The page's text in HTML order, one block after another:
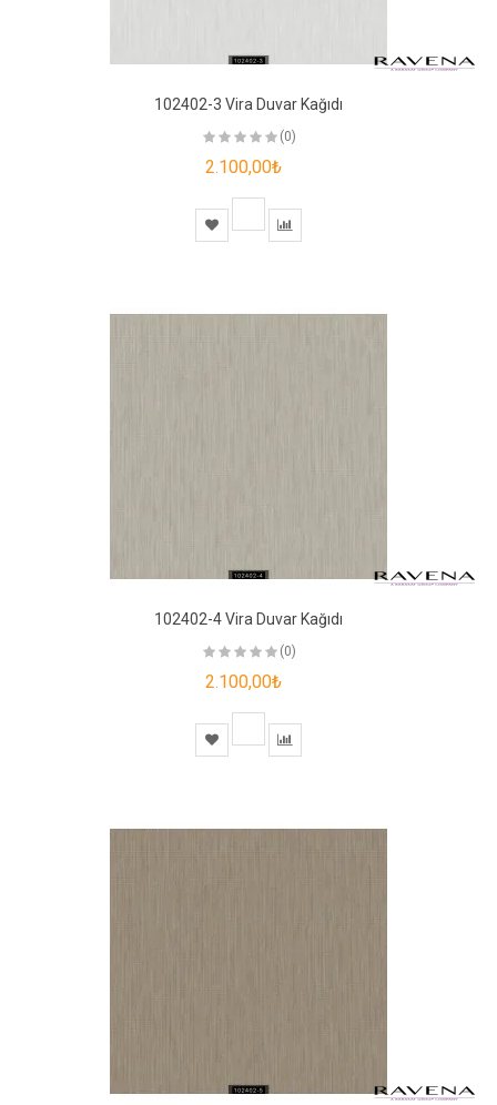
102402-3 Vira Duvar Kağıdı
(0)
2.100,00₺
102402-4 Vira Duvar Kağıdı
(0)
2.100,00₺